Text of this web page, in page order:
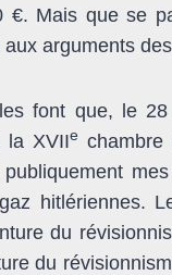
€. Mais que se
arguments
font que, le
la XVIIechambre
hitlériennes.
du
du